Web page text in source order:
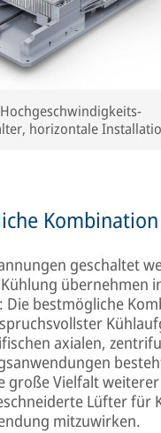
Hochgeschwindigkeits-
horizontale
geschaltet
übernehmen
Die bestmögliche
axialen,
große Vielfalt
Lüfter für
mitzuwirken.